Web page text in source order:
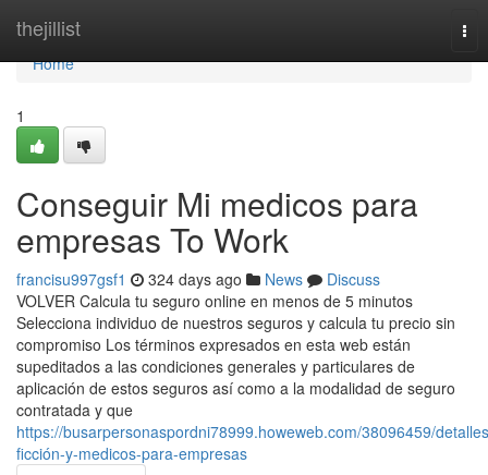
thejillist
Home
Home
1
Conseguir Mi medicos para
empresas To Work
francisu997gsf1 324 days ago News
Discuss
VOLVER Calcula tu seguro online en menos de 5 minutos
Selecciona individuo de nuestros seguros y calcula tu precio sin
compromiso Los términos expresados en esta web están
supeditados a las condiciones generales y particulares de
aplicación de estos seguros así como a la modalidad de seguro
contratada y que
https://busarpersonaspordni78999.howeweb.com/38096459/
ficción-y-medicos-para-empresas